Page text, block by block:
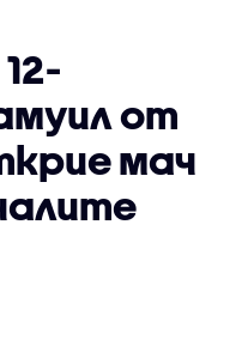
от
мач